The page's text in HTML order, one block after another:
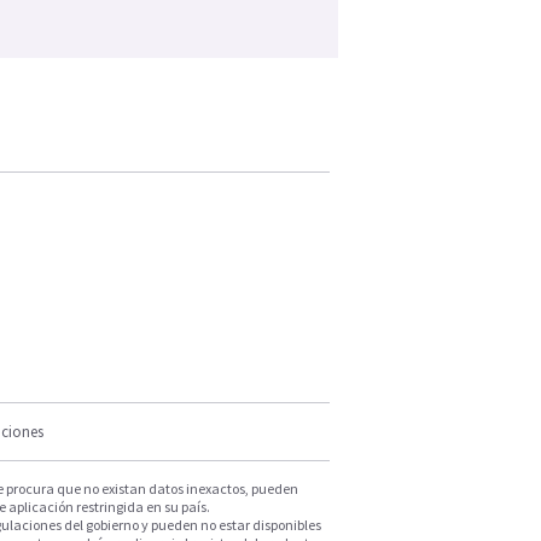
que no existan datos inexactos, pueden
aplicación restringida en su país.
del gobierno y pueden no estar disponibles